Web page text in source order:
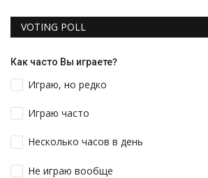
VOTING POLL
Как часто Вы играете?
Играю, но редко
Играю часто
Несколько часов в день
Не играю вообще